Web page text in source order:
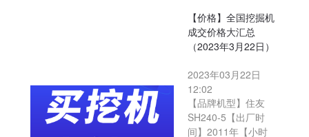
【价格】全国挖掘机
成交价格大汇总
（2023年3月22日）
2023年03月22日
12:02
【品牌机型】住友
SH240-5【出厂时
间】2011年【小时